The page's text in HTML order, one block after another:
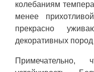
колебаниям
менее
прекрасно
декоративных